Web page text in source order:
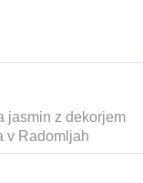
jasmin z dekorjem
v Radomljah